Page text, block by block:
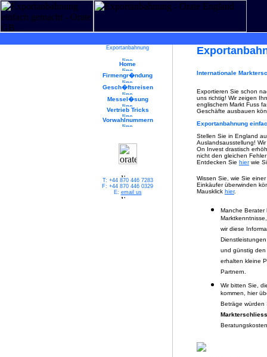
Exportanbahnung
Home
Firmengr�ndung
Gesch�ftsreisen
Messel�sung
Vertrieb Tricks
Vorwahlnummern
T: +44 870 446 7283
F: +44 870 446 0329
E: email us
Internationale
Exportieren Sie schon
uns richtig! Wir zeigen
englischem Markt Fuss
Geschäfte ausbauen
Exportanbahnung
Stellen Sie in England
Auslandsausstellung!
On Invest drastisch
nicht den gleichen
Entdecken Sie hierwie
Wissen Sie, wie Sie
Einkäufer überwinden
Mausklick hier.
Manche Berater
wir diese
und günstig
erhalten kleine
Partnern.
Wir bitten Sie,
kommen, hier
Beträge